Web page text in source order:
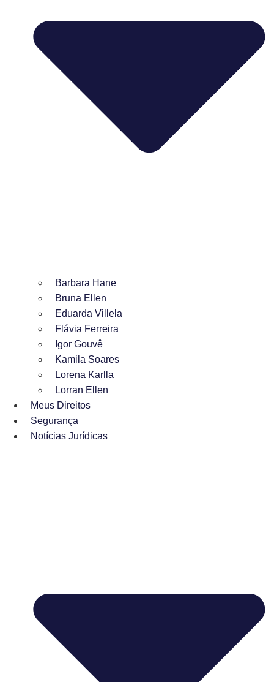
Barbara Hane
Bruna Ellen
Eduarda Villela
Flávia Ferreira
Igor Gouvê
Kamila Soares
Lorena Karlla
Lorran Ellen
Meus Direitos
Segurança
Notícias Jurídicas